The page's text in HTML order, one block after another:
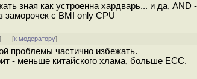
зная как устроенна хардварь... и да, AND
заморочек с BMI only CPU
] [к модератору]
проблемы частично избежать.
- меньше китайского хлама, больше ECC.